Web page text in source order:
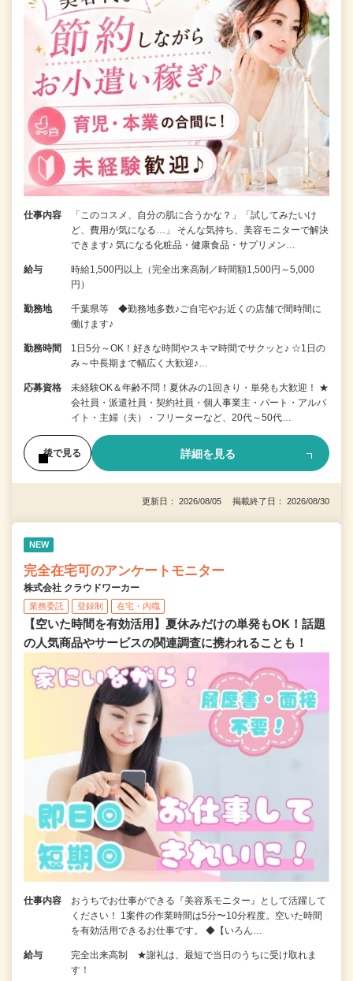
仕事内容
「このコスメ、自分の肌に合うかな？」「試してみたいけ
ど、費用が気になる…」 そんな気持ち、美容モニターで解決
できます♪ 気になる化粧品・健康食品・サプリメン…
給与
時給1,500円以上（完全出来高制／時間額1,500円～5,000
円）
勤務地
千葉県等 ◆勤務地多数♪ご自宅やお近くの店舗で間時間に
働けます♪
勤務時間
1日5分～OK！好きな時間やスキマ時間でサクッと♪ ☆1日の
み～中長期まで幅広く大歓迎♪…
応募資格
未経験OK＆年齢不問！夏休みの1回きり・単発も大歓迎！ ★
会社員・派遣社員・契約社員・個人事業主・パート・アルバ
イト・主婦（夫）・フリーターなど、20代～50代…
後で見る 詳細を見る
更新日： 2026/08/05 掲載終了日： 2026/08/30
NEW
完全在宅可のアンケートモニター
株式会社 クラウドワーカー
業務委託 登録制 在宅・内職
【空いた時間を有効活用】夏休みだけの単発もOK！話題
の人気商品やサービスの関連調査に携われることも！
仕事内容
おうちでお仕事ができる『美容系モニター』として活躍して
ください！ 1案件の作業時間は5分〜10分程度。空いた時間
を有効活用できるお仕事です。 ◆【いろん…
給与
完全出来高制 ★謝礼は、最短で当日のうちに受け取れま
す！